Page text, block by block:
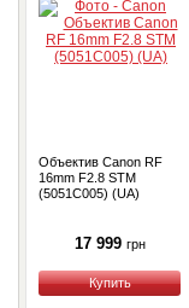
Объектив Canon RF
16mm F2.8 STM
(5051C005) (UA)
17 999 грн
Купить